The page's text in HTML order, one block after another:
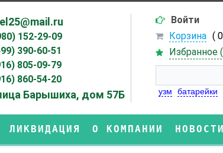
152-29-09
390-60-51
805-09-79
860-54-20
Барышиха, дом 57Б
Войти
Корзина (
Избранное (
узм батарейки
ЛИКВИДАЦИЯ О КОМПАНИИ НОВОСТИ